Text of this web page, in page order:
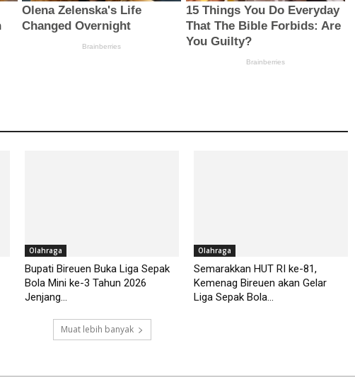
Olahraga
Bupati Bireuen Buka Liga Sepak
Bola Mini ke-3 Tahun 2026
Jenjang...
Olahraga
Semarakkan HUT RI ke-81,
Kemenag Bireuen akan Gelar
Liga Sepak Bola...
Muat lebih banyak